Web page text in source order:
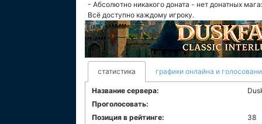
- Абсолютно никакого доната - нет донатных
Всё доступно каждому игроку.
статистика графики онлайна и
Название сервера:
Проголосовать:
Позиция в рейтинге:
38